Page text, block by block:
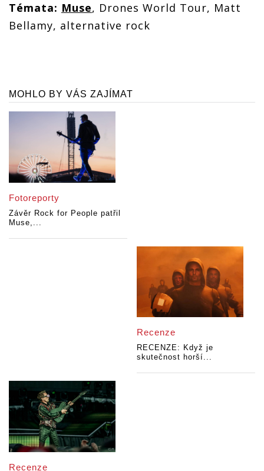
Témata: Muse, Drones World Tour, Matt
Bellamy, alternative rock
MOHLO BY VÁS ZAJÍMAT
Fotoreporty
Závěr Rock for People patřil
Muse,...
Recenze
RECENZE: Když je
skutečnost horší...
Recenze